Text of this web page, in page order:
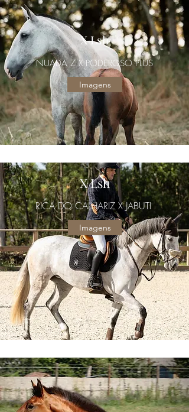
X Lsh
NUADA Z X PODEROSO PLUS
Imagens
X Lsh
RICA DO CALHARIZ X JABUTI
Imagens